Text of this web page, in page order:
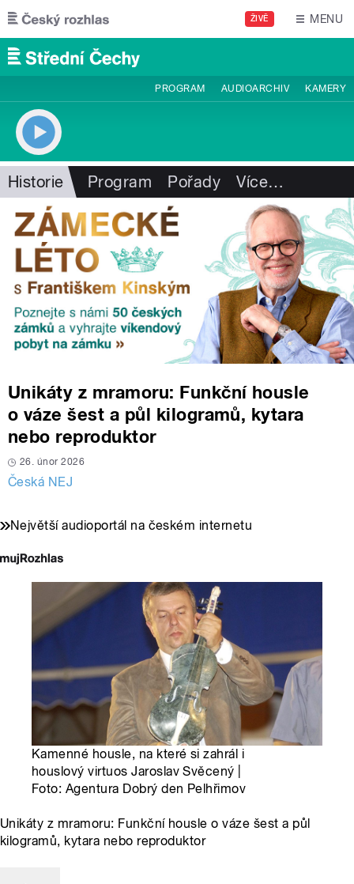
Přejít k hlavnímu obsahu
ŽIVĚ MENU
PROGRAM AUDIOARCHIV KAMERY
Historie Program Pořady Více…
Unikáty z mramoru: Funkční housle
o váze šest a půl kilogramů, kytara
nebo reproduktor
26. únor 2026
Česká NEJ
Největší audioportál na českém internetu
Kamenné housle, na které si zahrál i
houslový virtuos Jaroslav Svěcený |
Foto: Agentura Dobrý den Pelhřimov
Unikáty z mramoru: Funkční housle o váze šest a půl
kilogramů, kytara nebo reproduktor